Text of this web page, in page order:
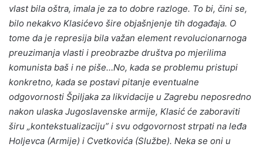
vlast bila oštra, imala je za to dobre razloge. To bi, čini se,
bilo nekakvo Klasićevo šire objašnjenje tih događaja. O
tome da je represija bila važan element revolucionarnoga
preuzimanja vlasti i preobrazbe društva po mjerilima
komunista baš i ne piše…No, kada se problemu pristupi
konkretno, kada se postavi pitanje eventualne
odgovornosti Špiljaka za likvidacije u Zagrebu neposredno
nakon ulaska Jugoslavenske armije, Klasić će zaboraviti
širu „kontekstualizaciju” i svu odgovornost strpati na leđa
Holjevca (Armije) i Cvetkovića (Službe). Neka se oni u